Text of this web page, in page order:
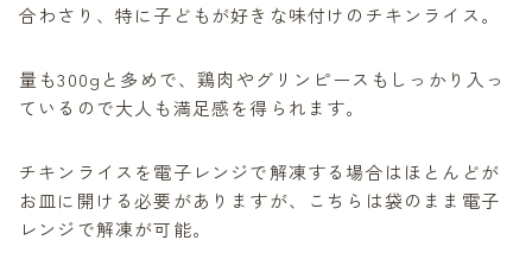
合わさり、特に子どもが好きな味付けのチキンライス。
量も300gと多めで、鶏肉やグリンピースもしっかり入っ
ているので大人も満足感を得られます。
チキンライスを電子レンジで解凍する場合はほとんどが
お皿に開ける必要がありますが、こちらは袋のまま電子
レンジで解凍が可能。